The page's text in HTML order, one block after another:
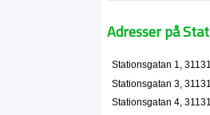
Adresser på
Stationsgatan 1,
Stationsgatan 3,
Stationsgatan 4,